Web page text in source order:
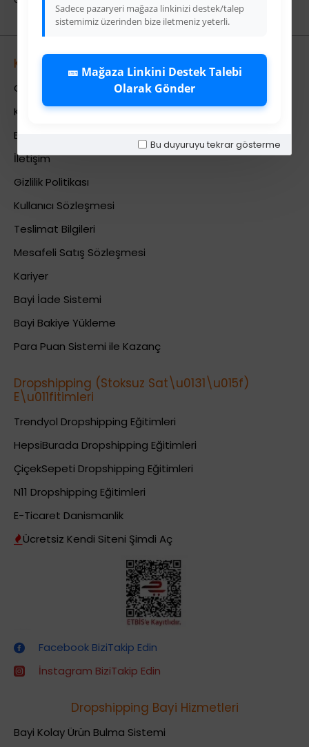
Sadece pazaryeri mağaza linkinizi destek/talep
sistemimiz üzerinden bize iletmeniz yeterli.
🎫 Mağaza Linkini Destek Talebi
Olarak Gönder
Bu duyuruyu tekrar gösterme
Kurumsal
Colezium Hakkında
Kurumsal Bilgiler
Banka Hesab Bilgileri
İletişim
Gizlilik Politikası
Kullanıcı Sözleşmesi
Teslimat Bilgileri
Mesafeli Satış Sözleşmesi
Kariyer
Bayi İade Sistemi
Bayi Bakiye Yükleme
Para Puan Sistemi ile Kazanç
Dropshipping (Stoksuz Sat\u0131\u015f)
E\u011fitimleri
Trendyol Dropshipping Eğitimleri
HepsiBurada Dropshipping Eğitimleri
ÇiçekSepeti Dropshipping Eğitimleri
N11 Dropshipping Eğitimleri
E-Ticaret Danismanlik
Ücretsiz Kendi Siteni Şimdi Aç
Facebook BiziTakip Edin
İnstagram BiziTakip Edin
Dropshipping Bayi Hizmetleri
Bayi Kolay Ürün Bulma Sistemi